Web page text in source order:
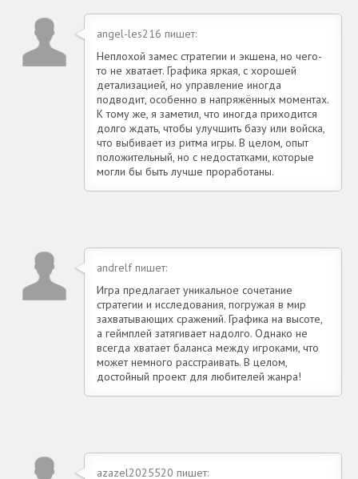
angel-les216 пишет:
Неплохой замес стратегии и экшена, но чего-
то не хватает. Графика яркая, с хорошей
детализацией, но управление иногда
подводит, особенно в напряжённых моментах.
К тому же, я заметил, что иногда приходится
долго ждать, чтобы улучшить базу или войска,
что выбивает из ритма игры. В целом, опыт
положительный, но с недостатками, которые
могли бы быть лучше проработаны.
andrelf пишет:
Игра предлагает уникальное сочетание
стратегии и исследования, погружая в мир
захватывающих сражений. Графика на высоте,
а геймплей затягивает надолго. Однако не
всегда хватает баланса между игроками, что
может немного расстраивать. В целом,
достойный проект для любителей жанра!
azazel2025520 пишет: